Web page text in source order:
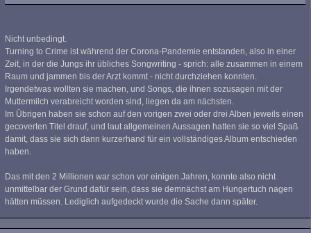
Nicht unbedingt.
Turning to Crime ist während der Corona-Pandemie entstanden, also in einer
Zeit, in der die Jungs ihr übliches Songwriting - sprich: alle zusammen in einem
Raum und jammen bis der Arzt kommt - nicht durchziehen konnten.
Irgendetwas wollten sie machen, und Songs, die ihnen sozusagen mit der
Muttermilch verabreicht worden sind, liegen da am nächsten.
Im Übrigen haben sie schon auf den vorigen zwei oder drei Alben jeweils einen
gecoverten Titel drauf, und laut allgemeinen Aussagen hatten sie so viel Spaß
damit, dass sie sich dann kurzerhand für ein vollständiges Album entschieden
haben.
Das mit den 2 Millionen war schon vor einigen Jahren, konnte also nicht
unmittelbar der Grund dafür sein, dass sie demnächst am Hungertuch nagen
hätten müssen. Lediglich aufgedeckt wurde die Sache dann später.